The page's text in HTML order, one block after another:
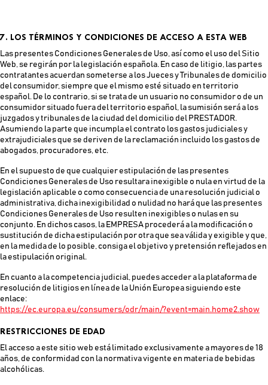
7. LOS TÉRMINOS Y CONDICIONES DE ACCESO A ESTA WEB
Las presentes Condiciones Generales de Uso, así como el uso del Sitio
Web, se regirán por la legislación española. En caso de litigio, las partes
contratantes acuerdan someterse a los Jueces y Tribunales de domicilio
del consumidor, siempre que el mismo esté situado en territorio
español. De lo contrario, si se trata de un usuario no consumidor o de un
consumidor situado fuera del territorio español, la sumisión será a los
juzgados y tribunales de la ciudad del domicilio del PRESTADOR.
Asumiendo la parte que incumpla el contrato los gastos judiciales y
extrajudiciales que se deriven de la reclamación incluido los gastos de
abogados, procuradores, etc.
En el supuesto de que cualquier estipulación de las presentes
Condiciones Generales de Uso resultara inexigible o nula en virtud de la
legislación aplicable o como consecuencia de una resolución judicial o
administrativa, dicha inexigibilidad o nulidad no hará que las presentes
Condiciones Generales de Uso resulten inexigibles o nulas en su
conjunto. En dichos casos, la EMPRESA procederá a la modificación o
sustitución de dicha estipulación por otra que sea válida y exigible y que,
en la medida de lo posible, consiga el objetivo y pretensión reflejados en
la estipulación original.
En cuanto a la competencia judicial, puedes acceder a la plataforma de
resolución de litigios en línea de la Unión Europea siguiendo este
enlace:
https://ec.europa.eu/consumers/odr/main/?event=main.home2.show
RESTRICCIONES DE EDAD
El acceso a este sitio web está limitado exclusivamente a mayores de 18
años, de conformidad con la normativa vigente en materia de bebidas
alcohólicas.